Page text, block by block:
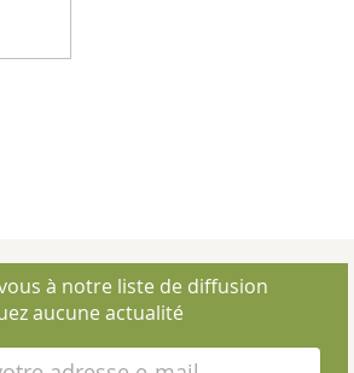
à notre liste de diffusion
aucune actualité